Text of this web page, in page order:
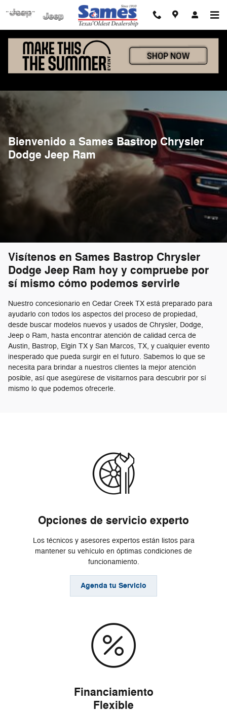
Bienvenido a Sames Bastrop Chrysler
Dodge Jeep Ram
Visítenos en Sames Bastrop Chrysler
Dodge Jeep Ram hoy y compruebe por
sí mismo cómo podemos servirle
Nuestro concesionario en Cedar Creek TX está preparado para
ayudarlo con todos los aspectos del proceso de propiedad,
desde buscar modelos nuevos y usados de Chrysler, Dodge,
Jeep o Ram, hasta encontrar atención de calidad cerca de
Austin, Bastrop, Elgin TX y San Marcos, TX, y cualquier evento
inesperado que pueda surgir en el futuro. Sabemos lo que se
necesita para brindar a nuestros clientes la mejor atención
posible, así que asegúrese de visitarnos para descubrir por sí
mismo lo que podemos ofrecerle.
Opciones de servicio experto
Los técnicos y asesores expertos están listos para
mantener su vehículo en óptimas condiciones de
funcionamiento.
Agenda tu Servicio
Financiamiento
Flexible